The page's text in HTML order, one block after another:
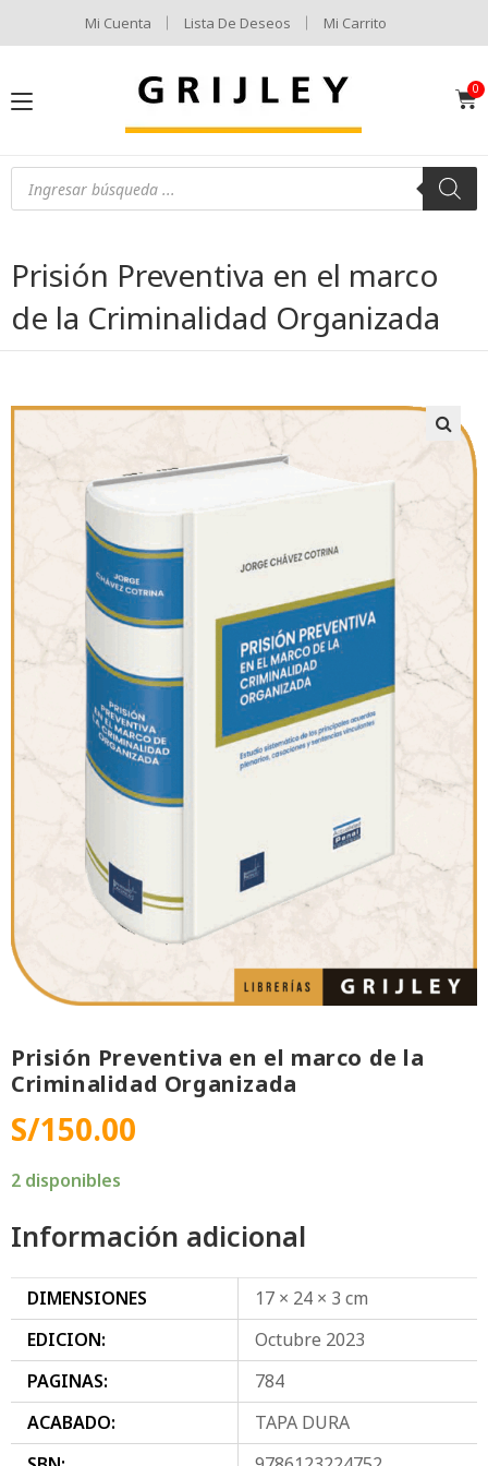
Mi Cuenta Lista De Deseos Mi Carrito
Prisión Preventiva en el marco
de la Criminalidad Organizada
Prisión Preventiva en el marco de la
Criminalidad Organizada
S/150.00
2 disponibles
Información adicional
DIMENSIONES
17 × 24 × 3 cm
EDICION:
Octubre 2023
PAGINAS:
784
ACABADO:
TAPA DURA